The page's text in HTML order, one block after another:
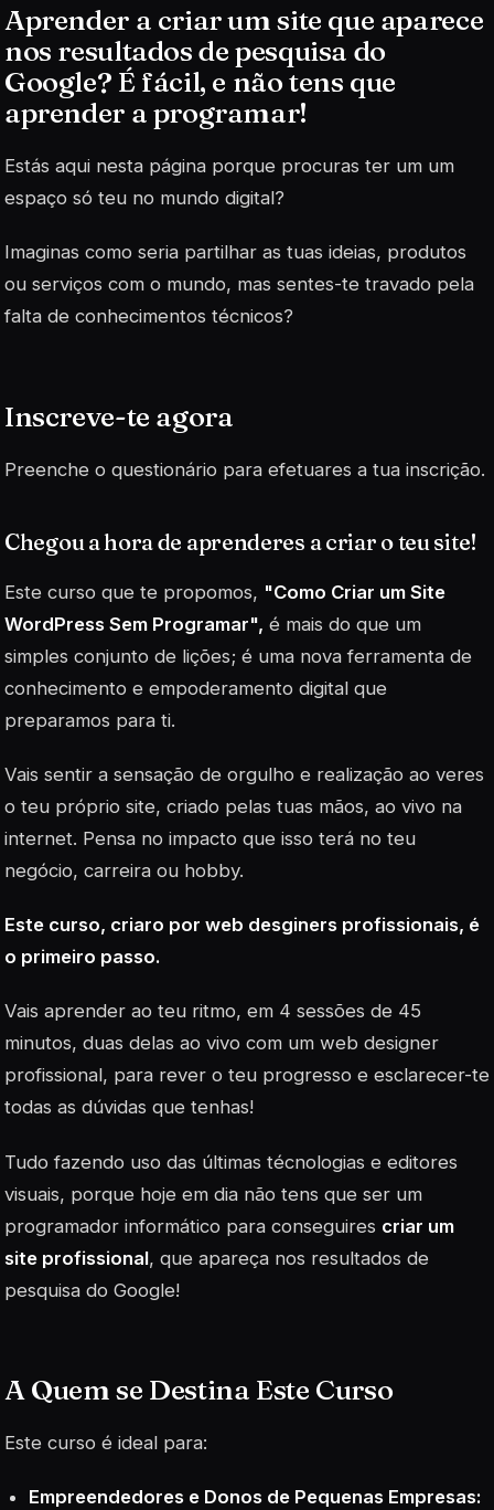
Aprender a criar um site que aparece
nos resultados de pesquisa do
Google? É fácil, e não tens que
aprender a programar!
Estás aqui nesta página porque procuras ter um um
espaço só teu no mundo digital?
Imaginas como seria partilhar as tuas ideias, produtos
ou serviços com o mundo, mas sentes-te travado pela
falta de conhecimentos técnicos?
Inscreve-te agora
Preenche o questionário para efetuares a tua inscrição.
Chegou a hora de aprenderes a criar o teu site!
Este curso que te propomos, "Como Criar um Site
WordPress Sem Programar", é mais do que um
simples conjunto de lições; é uma nova ferramenta de
conhecimento e empoderamento digital que
preparamos para ti.
Vais sentir a sensação de orgulho e realização ao veres
o teu próprio site, criado pelas tuas mãos, ao vivo na
internet. Pensa no impacto que isso terá no teu
negócio, carreira ou hobby.
Este curso, criaro por web desginers profissionais, é
o primeiro passo.
Vais aprender ao teu ritmo, em 4 sessões de 45
minutos, duas delas ao vivo com um web designer
profissional, para rever o teu progresso e esclarecer-te
todas as dúvidas que tenhas!
Tudo fazendo uso das últimas técnologias e editores
visuais, porque hoje em dia não tens que ser um
programador informático para conseguires criar um
site profissional, que apareça nos resultados de
pesquisa do Google!
A Quem se Destina Este Curso
Este curso é ideal para:
Empreendedores e Donos de Pequenas Empresas: